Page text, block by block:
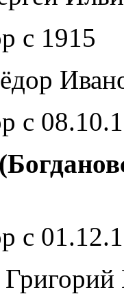
с 1915
с
с